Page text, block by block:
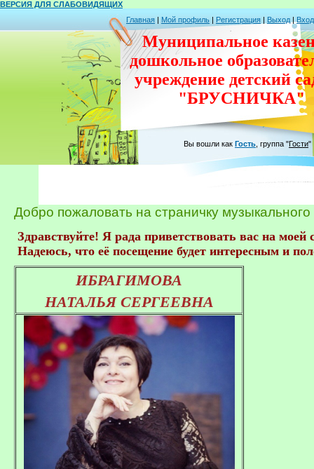
ВЕРСИЯ ДЛЯ СЛАБОВИДЯЩИХ
Главная | Мой профиль | Регистрация | Выход | Вход
Муниципальное
дошкольное
учреждение детский
"БРУСНИЧКА"
Вы вошли как Гость группа "Гости"
Добро пожаловать на страничку
Надеюсь, что её посещение будет интересным и
ИБРАГИМОВА
НАТАЛЬЯ СЕРГЕЕВНА